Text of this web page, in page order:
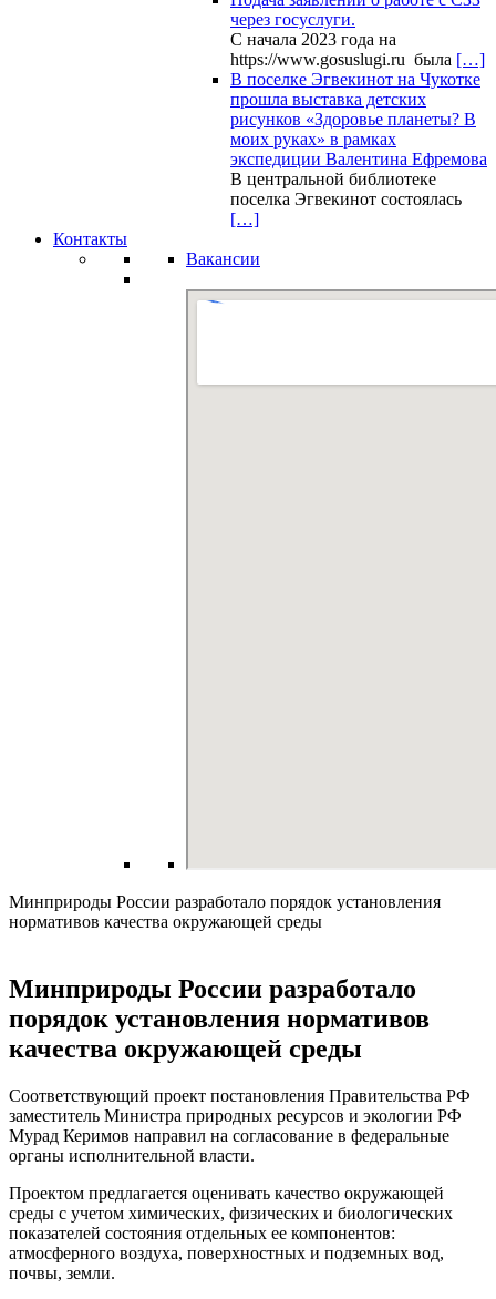
через госуслуги.
С начала 2023 года на
https://www.gosuslugi.ru была […]
В поселке Эгвекинот на Чукотке
прошла выставка детских
рисунков «Здоровье планеты? В
моих руках» в рамках
экспедиции Валентина Ефремова
В центральной библиотеке
поселка Эгвекинот состоялась
[…]
Контакты
Вакансии
Минприроды России разработало порядок установления
нормативов качества окружающей среды
Минприроды России разработало
порядок установления нормативов
качества окружающей среды
Соответствующий проект постановления Правительства РФ
заместитель Министра природных ресурсов и экологии РФ
Мурад Керимов направил на согласование в федеральные
органы исполнительной власти.
Проектом предлагается оценивать качество окружающей
среды с учетом химических, физических и биологических
показателей состояния отдельных ее компонентов:
атмосферного воздуха, поверхностных и подземных вод,
почвы, земли.